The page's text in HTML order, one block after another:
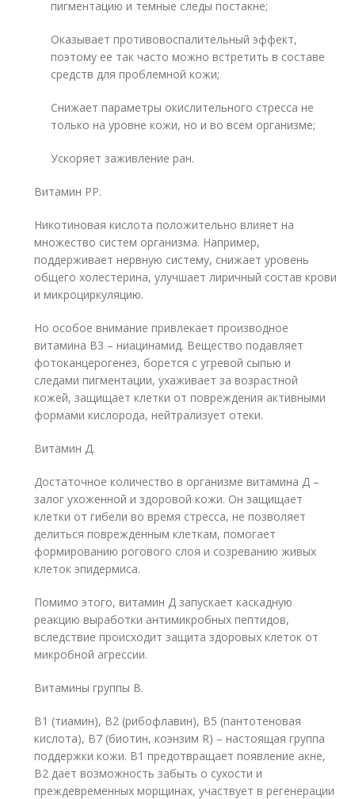
пигментацию и темные следы постакне;
Оказывает противовоспалительный эффект,
поэтому ее так часто можно встретить в составе
средств для проблемной кожи;
Снижает параметры окислительного стресса не
только на уровне кожи, но и во всем организме;
Ускоряет заживление ран.
Витамин РР.
Никотиновая кислота положительно влияет на
множество систем организма. Например,
поддерживает нервную систему, снижает уровень
общего холестерина, улучшает лиричный состав крови
и микроциркуляцию.
Но особое внимание привлекает производное
витамина В3 – ниацинамид. Вещество подавляет
фотоканцерогенез, борется с угревой сыпью и
следами пигментации, ухаживает за возрастной
кожей, защищает клетки от повреждения активными
формами кислорода, нейтрализует отеки.
Витамин Д.
Достаточное количество в организме витамина Д –
залог ухоженной и здоровой кожи. Он защищает
клетки от гибели во время стресса, не позволяет
делиться поврежденным клеткам, помогает
формированию рогового слоя и созреванию живых
клеток эпидермиса.
Помимо этого, витамин Д запускает каскадную
реакцию выработки антимикробных пептидов,
вследствие происходит защита здоровых клеток от
микробной агрессии.
Витамины группы В.
В1 (тиамин), В2 (рибофлавин), В5 (пантотеновая
кислота), В7 (биотин, коэнзим R) – настоящая группа
поддержки кожи. В1 предотвращает появление акне,
В2 дает возможность забыть о сухости и
преждевременных морщинах, участвует в регенерации